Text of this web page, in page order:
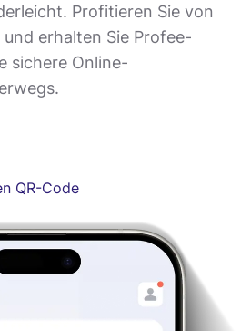
Profitieren Sie von
erhalten Sie Profee-
sichere Online-
QR-Code